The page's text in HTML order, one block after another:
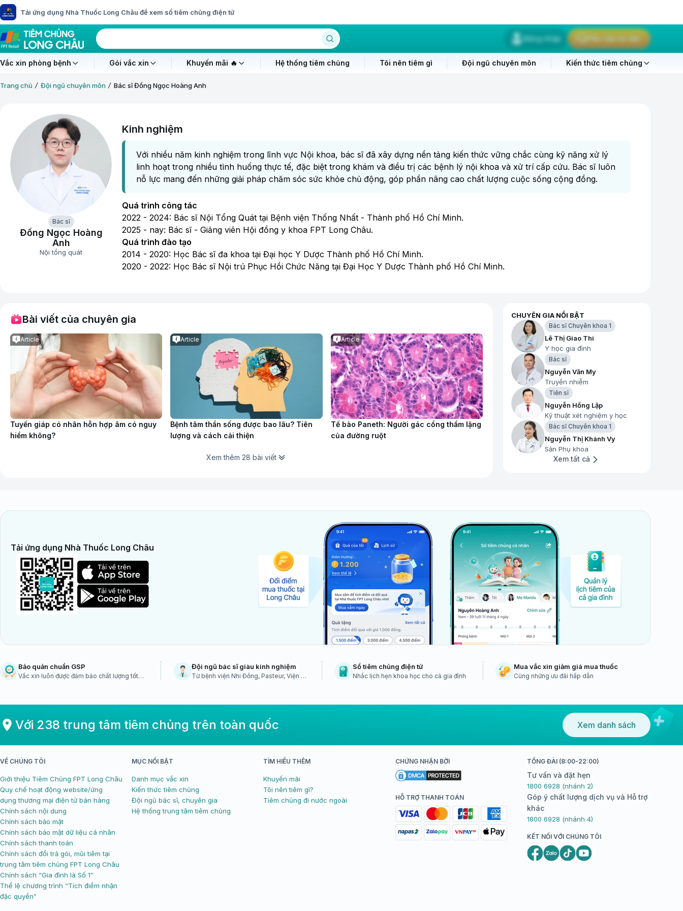
Tải ứng dụng Nhà Thuốc Long Châu để xem sổ tiêm chủng điện tử
Đăng nhập Yêu cầu tư vấn
Vắc xin phòng bệnh Gói vắc xin Khuyến mãi 🔥 Hệ thống tiêm chủng Tôi nên tiêm gì Đội ngũ chuyên môn Kiến thức tiêm chủng
Trang chủ Đội ngũ chuyên môn Bác sĩ Đồng Ngọc Hoàng Anh
Bác sĩ
Đồng Ngọc Hoàng
Anh
Nội tổng quát
Kinh nghiệm
Với nhiều năm kinh nghiệm trong lĩnh vực Nội khoa, bác sĩ đã xây dựng nền tảng kiến thức vững chắc cùng kỹ năng xử lý
linh hoạt trong nhiều tình huống thực tế, đặc biệt trong khám và điều trị các bệnh lý nội khoa và xử trí cấp cứu. Bác sĩ luôn
nỗ lực mang đến những giải pháp chăm sóc sức khỏe chủ động, góp phần nâng cao chất lượng cuộc sống cộng đồng.
Quá trình công tác
2022 - 2024: Bác sĩ Nội Tổng Quát tại Bệnh viện Thống Nhất - Thành phố Hồ Chí Minh.
2025 - nay: Bác sĩ - Giảng viên Hội đồng y khoa FPT Long Châu.
Quá trình đào tạo
2014 - 2020: Học Bác sĩ đa khoa tại Đại học Y Dược Thành phố Hồ Chí Minh.
2020 - 2022: Học Bác sĩ Nội trú Phục Hồi Chức Năng tại Đại Học Y Dược Thành phố Hồ Chí Minh.
Bài viết của chuyên gia
Article
Tuyến giáp có nhân hỗn hợp âm có nguy
hiểm không?
Article
Bệnh tâm thần sống được bao lâu? Tiên
lượng và cách cải thiện
Article
Tế bào Paneth: Người gác cổng thầm lặng
của đường ruột
Xem thêm 28 bài viết
CHUYÊN GIA NỔI BẬT
Bác sĩ Chuyên khoa 1
Lê Thị Giao Thi
Y học gia đình
Bác sĩ
Nguyễn Văn My
Truyền nhiễm
Tiến sĩ
Nguyễn Hồng Lập
Kỹ thuật xét nghiệm y học
Bác sĩ Chuyên khoa 1
Nguyễn Thị Khánh Vy
Sản Phụ khoa
Xem tất cả
Tải ứng dụng Nhà Thuốc Long Châu
Bảo quản chuẩn GSP
Vắc xin luôn được đảm bảo chất lượng tốt
Đội ngũ bác sĩ giàu kinh nghiệm
Từ bệnh viện Nhi Đồng, Pasteur, Viện vệ
Sổ tiêm chủng điện tử
Nhắc lịch hẹn khoa học cho cả gia đình
Mua vắc xin giảm giá mua thuốc
Cùng những ưu đãi hấp dẫn
Với 238 trung tâm tiêm chủng trên toàn quốc Xem danh sách
VỀ CHÚNG TÔI
Giới thiệu Tiêm Chủng FPT Long Châu
Quy chế hoạt động website/ứng
dụng thương mại điện tử bán hàng
Chính sách nội dung
Chính sách bảo mật
Chính sách bảo mật dữ liệu cá nhân
Chính sách thanh toán
Chính sách đổi trả gói, mũi tiêm tại
trung tâm tiêm chủng FPT Long Châu
Chính sách “Gia đình là Số 1”
Thể lệ chương trình “Tích điểm nhận
đặc quyền”
MỤC NỔI BẬT
Danh mục vắc xin
Kiến thức tiêm chủng
Đội ngũ bác sĩ, chuyên gia
Hệ thống trung tâm tiêm chủng
TÌM HIỂU THÊM
Khuyến mãi
Tôi nên tiêm gì?
Tiêm chủng đi nước ngoài
CHỨNG NHẬN BỞI
HỖ TRỢ THANH TOÁN
TỔNG ĐÀI (8:00-22:00)
Tư vấn và đặt hẹn
1800 6928 (nhánh 2)
Góp ý chất lượng dịch vụ và Hỗ trợ
khác
1800 6928 (nhánh 4)
KẾT NỐI VỚI CHÚNG TÔI